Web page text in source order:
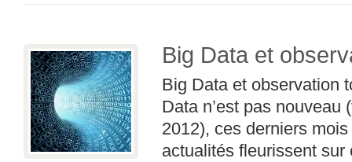
Big Data et
Big Data et observation
Data n’est pas nouveau
2012), ces derniers
actualités fleurissent